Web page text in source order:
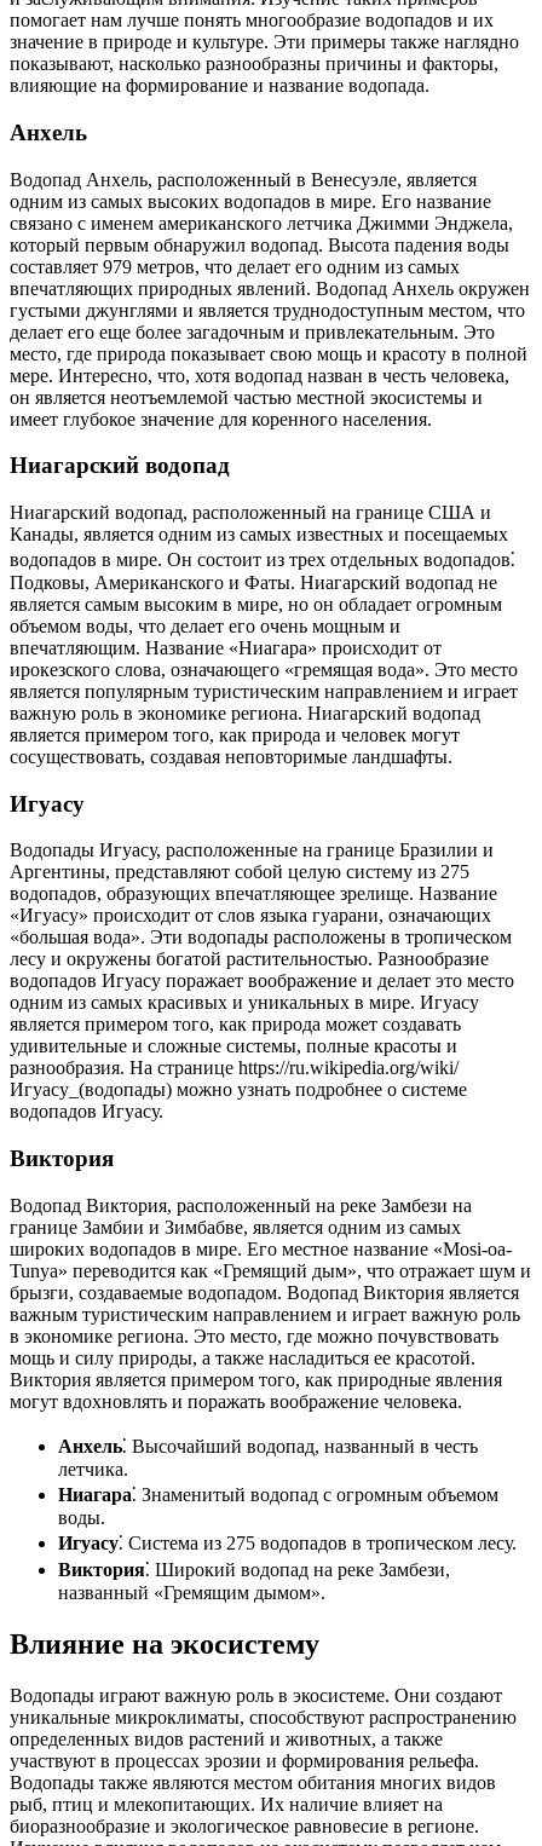
помогает нам лучше понять многообразие водопадов и их
значение в природе и культуре. Эти примеры также наглядно
показывают, насколько разнообразны причины и факторы,
влияющие на формирование и название водопада.
Анхель
Водопад Анхель, расположенный в Венесуэле, является
одним из самых высоких водопадов в мире. Его название
связано с именем американского летчика Джимми Энджела,
который первым обнаружил водопад. Высота падения воды
составляет 979 метров, что делает его одним из самых
впечатляющих природных явлений. Водопад Анхель окружен
густыми джунглями и является труднодоступным местом, что
делает его еще более загадочным и привлекательным. Это
место, где природа показывает свою мощь и красоту в полной
мере. Интересно, что, хотя водопад назван в честь человека,
он является неотъемлемой частью местной экосистемы и
имеет глубокое значение для коренного населения.
Ниагарский водопад
Ниагарский водопад, расположенный на границе США и
Канады, является одним из самых известных и посещаемых
водопадов в мире. Он состоит из трех отдельных водопадов⁚
Подковы, Американского и Фаты. Ниагарский водопад не
является самым высоким в мире, но он обладает огромным
объемом воды, что делает его очень мощным и
впечатляющим. Название «Ниагара» происходит от
ирокезского слова, означающего «гремящая вода». Это место
является популярным туристическим направлением и играет
важную роль в экономике региона. Ниагарский водопад
является примером того, как природа и человек могут
сосуществовать, создавая неповторимые ландшафты.
Игуасу
Водопады Игуасу, расположенные на границе Бразилии и
Аргентины, представляют собой целую систему из 275
водопадов, образующих впечатляющее зрелище. Название
«Игуасу» происходит от слов языка гуарани, означающих
«большая вода». Эти водопады расположены в тропическом
лесу и окружены богатой растительностью. Разнообразие
водопадов Игуасу поражает воображение и делает это место
одним из самых красивых и уникальных в мире. Игуасу
является примером того, как природа может создавать
удивительные и сложные системы, полные красоты и
разнообразия. На странице https://ru.wikipedia.org/wiki/
Игуасу_(водопады) можно узнать подробнее о системе
водопадов Игуасу.
Виктория
Водопад Виктория, расположенный на реке Замбези на
границе Замбии и Зимбабве, является одним из самых
широких водопадов в мире. Его местное название «Mosi-oa-
Tunya» переводится как «Гремящий дым», что отражает шум и
брызги, создаваемые водопадом. Водопад Виктория является
важным туристическим направлением и играет важную роль
в экономике региона. Это место, где можно почувствовать
мощь и силу природы, а также насладиться ее красотой.
Виктория является примером того, как природные явления
могут вдохновлять и поражать воображение человека.
Анхель⁚ Высочайший водопад, названный в честь
летчика.
Ниагара⁚ Знаменитый водопад с огромным объемом
воды.
Игуасу⁚ Система из 275 водопадов в тропическом лесу.
Виктория⁚ Широкий водопад на реке Замбези,
названный «Гремящим дымом».
Влияние на экосистему
Водопады играют важную роль в экосистеме. Они создают
уникальные микроклиматы, способствуют распространению
определенных видов растений и животных, а также
участвуют в процессах эрозии и формирования рельефа.
Водопады также являются местом обитания многих видов
рыб, птиц и млекопитающих. Их наличие влияет на
биоразнообразие и экологическое равновесие в регионе.